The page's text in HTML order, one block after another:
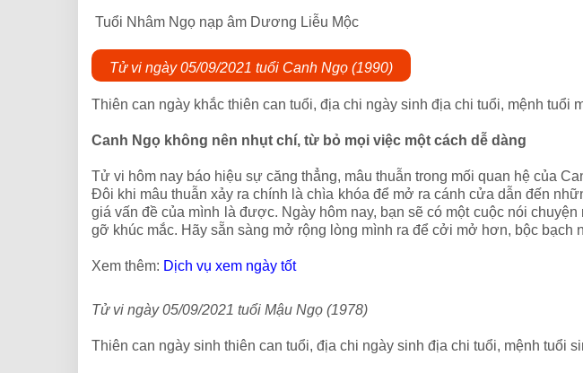
Tuổi Nhâm Ngọ nạp âm Dương Liễu Mộc
Tử vi ngày 05/09/2021 tuổi Canh Ngọ (1990)
Thiên can ngày khắc thiên can tuổi, địa chi ngày sinh địa chi tuổi, mệnh tuổi
Canh Ngọ không nên nhụt chí, từ bỏ mọi việc một cách dễ dàng
Tử vi hôm nay báo hiệu sự căng thẳng, mâu thuẫn trong mối quan hệ của
Đôi khi mâu thuẫn xảy ra chính là chìa khóa để mở ra cánh cửa dẫn đến
giá vấn đề của mình là được. Ngày hôm nay, bạn sẽ có một cuộc nói
gỡ khúc mắc. Hãy sẵn sàng mở rộng lòng mình ra để cởi mở hơn, bộc
Xem thêm: Dịch vụ xem ngày tốt
Tử vi ngày 05/09/2021 tuổi Mậu Ngọ (1978)
Thiên can ngày sinh thiên can tuổi, địa chi ngày sinh địa chi tuổi, mệnh tuổi